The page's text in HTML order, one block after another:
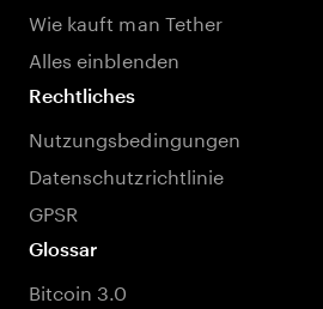
Wie kauft man Tether
Alles einblenden
Rechtliches
Nutzungsbedingungen
Datenschutzrichtlinie
GPSR
Glossar
Bitcoin 3.0